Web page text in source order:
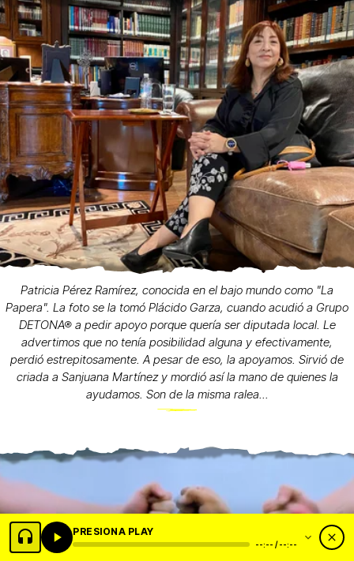
Patricia Pérez Ramírez, conocida en el bajo mundo como "La
Papera". La foto se la tomó Plácido Garza, cuando acudió a Grupo
DETONA® a pedir apoyo porque quería ser diputada local. Le
advertimos que no tenía posibilidad alguna y efectivamente,
perdió estrepitosamente. A pesar de eso, la apoyamos. Sirvió de
criada a Sanjuana Martínez y mordió así la mano de quienes la
ayudamos. Son de la misma ralea...
PRESIONA PLAY
--:-- / --:--